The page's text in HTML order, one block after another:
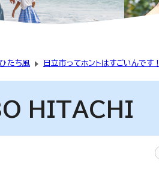
たち風 日立市ってホントはすごいんです！
HITACHI